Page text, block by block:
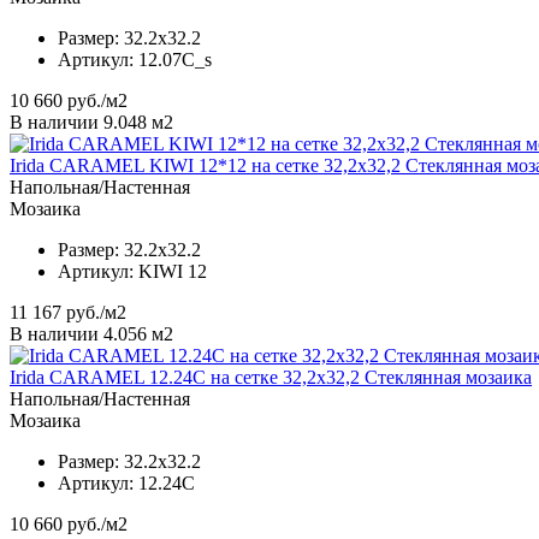
Размер: 32.2x32.2
Артикул: 12.07C_s
10 660 руб./м2
В наличии 9.048 м2
Irida CARAMEL KIWI 12*12 на сетке 32,2х32,2 Стеклянная
Напольная/Настенная
Мозаика
Размер: 32.2x32.2
Артикул: KIWI 12
11 167 руб./м2
В наличии 4.056 м2
Irida CARAMEL 12.24C на сетке 32,2x32,2 Стеклянная мозаика
Напольная/Настенная
Мозаика
Размер: 32.2x32.2
Артикул: 12.24C
10 660 руб./м2